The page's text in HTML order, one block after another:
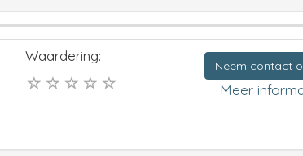
Waardering:
Neem contact
Meer